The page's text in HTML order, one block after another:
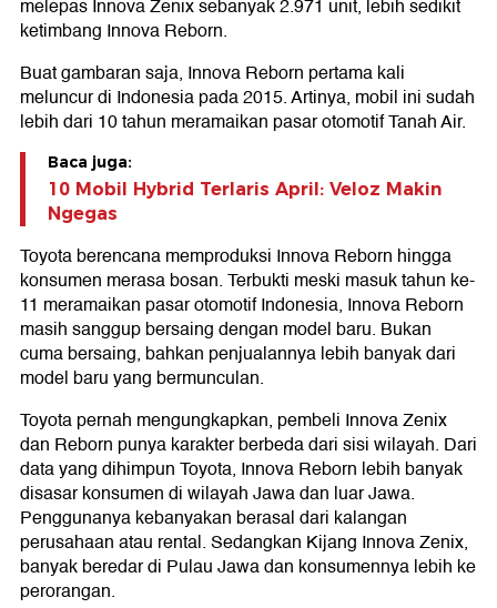
melepas Innova Zenix sebanyak 2.971 unit, lebih sedikit
ketimbang Innova Reborn.
Buat gambaran saja, Innova Reborn pertama kali
meluncur di Indonesia pada 2015. Artinya, mobil ini sudah
lebih dari 10 tahun meramaikan pasar otomotif Tanah Air.
Baca juga:
10 Mobil Hybrid Terlaris April: Veloz Makin
Ngegas
Toyota berencana memproduksi Innova Reborn hingga
konsumen merasa bosan. Terbukti meski masuk tahun ke-
11 meramaikan pasar otomotif Indonesia, Innova Reborn
masih sanggup bersaing dengan model baru. Bukan
cuma bersaing, bahkan penjualannya lebih banyak dari
model baru yang bermunculan.
Toyota pernah mengungkapkan, pembeli Innova Zenix
dan Reborn punya karakter berbeda dari sisi wilayah. Dari
data yang dihimpun Toyota, Innova Reborn lebih banyak
disasar konsumen di wilayah Jawa dan luar Jawa.
Penggunanya kebanyakan berasal dari kalangan
perusahaan atau rental. Sedangkan Kijang Innova Zenix,
banyak beredar di Pulau Jawa dan konsumennya lebih ke
perorangan.